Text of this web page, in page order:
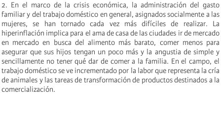
2. En el marco de la crisis económica, la administración del gasto
familiar y del trabajo doméstico en general, asignados socialmente a las
mujeres, se han tornado cada vez más difíciles de realizar. La
hiperinflación implica para el ama de casa de las ciudades ir de mercado
en mercado en busca del alimento más barato, comer menos para
asegurar que sus hijos tengan un poco más y la angustia de simple y
sencillamente no tener qué dar de comer a la familia. En el campo, el
trabajo doméstico se ve incrementado por la labor que representa la cría
de animales y las tareas de transformación de productos destinados a la
comercialización.